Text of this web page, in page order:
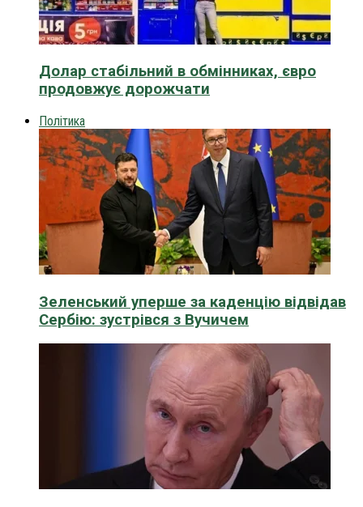
Долар стабільний в обмінниках, євро
продовжує дорожчати
Політика
Зеленський уперше за каденцію відвідав
Сербію: зустрівся з Вучичем